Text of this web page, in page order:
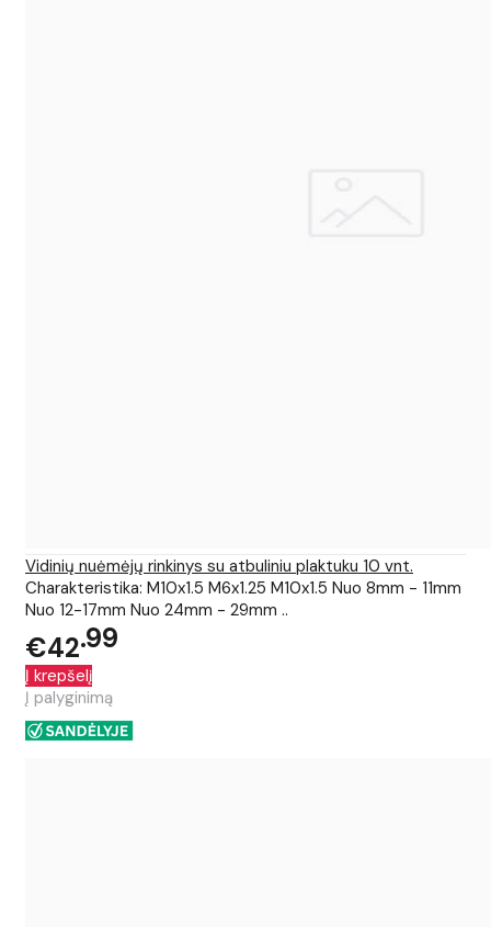
Vidinių nuėmėjų rinkinys su atbuliniu plaktuku 10 vnt.
Charakteristika: M10x1.5 M6x1.25 M10x1.5 Nuo 8mm - 11mm
Nuo 12-17mm Nuo 24mm - 29mm ..
€42 99
Į krepšelį
Į palyginimą